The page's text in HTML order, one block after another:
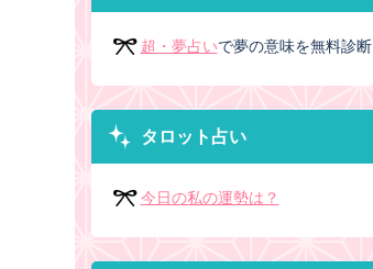
超・夢占いで夢の意味を無料診断
タロット占い
今日の私の運勢は？